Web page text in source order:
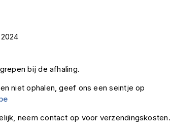
bij de afhaling.
niet ophalen, geef ons een seintje op
neem contact op voor verzendingskosten.